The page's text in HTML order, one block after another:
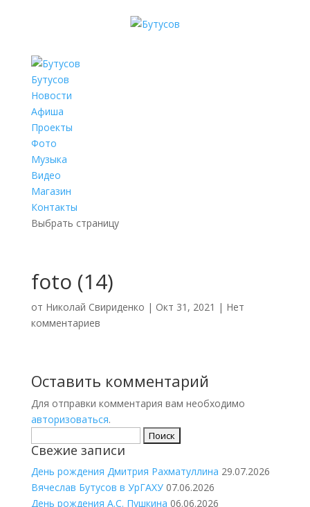
Бутусов
Новости
Афиша
Проекты
Фото
Музыка
Видео
Магазин
Контакты
Выбрать страницу
foto (14)
от Николай Свириденко | Окт 31, 2021 | Нет
комментариев
Оставить комментарий
Для отправки комментария вам необходимо
авторизоваться.
Свежие записи
День рождения Дмитрия Рахматуллина 29.07.2026
Вячеслав Бутусов в УрГАХУ 07.06.2026
День рождения А.С. Пушкина 06.06.2026